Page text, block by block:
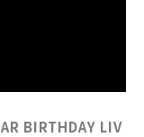
BIRTHDAY LIV